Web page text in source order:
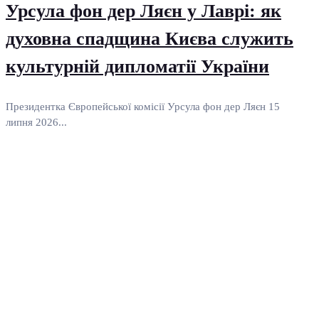
Урсула фон дер Ляєн у Лаврі: як
духовна спадщина Києва служить
культурній дипломатії України
Президентка Європейської комісії Урсула фон дер Ляєн 15
липня 2026...